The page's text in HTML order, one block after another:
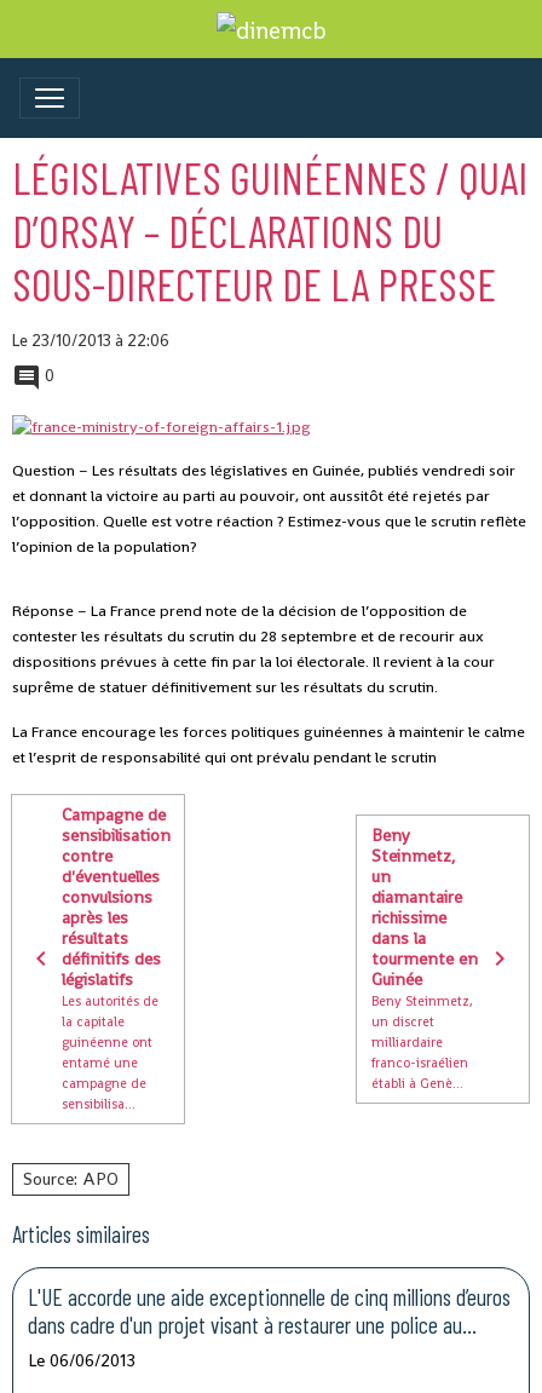
LÉGISLATIVES GUINÉENNES / QUAI
D’ORSAY – DÉCLARATIONS DU
SOUS-DIRECTEUR DE LA PRESSE
Le 23/10/2013 à 22:06
0
Question – Les résultats des législatives en Guinée, publiés vendredi soir
et donnant la victoire au parti au pouvoir, ont aussitôt été rejetés par
l’opposition. Quelle est votre réaction ? Estimez-vous que le scrutin reflète
l’opinion de la population?
Réponse – La France prend note de la décision de l’opposition de
contester les résultats du scrutin du 28 septembre et de recourir aux
dispositions prévues à cette fin par la loi électorale. Il revient à la cour
suprême de statuer définitivement sur les résultats du scrutin.
La France encourage les forces politiques guinéennes à maintenir le calme
et l’esprit de responsabilité qui ont prévalu pendant le scrutin
Campagne de
sensibilisation
contre
d'éventuelles
convulsions
après les
résultats
définitifs des
législatifs
Les autorités de
la capitale
guinéenne ont
entamé une
campagne de
sensibilisa...
Beny
Steinmetz,
un
diamantaire
richissime
dans la
tourmente en
Guinée
Beny Steinmetz,
un discret
milliardaire
franco-israélien
établi à Genè...
Source: APO
Articles similaires
L'UE accorde une aide exceptionnelle de cinq millions d’euros
dans cadre d'un projet visant à restaurer une police au
service de la population
Le 06/06/2013